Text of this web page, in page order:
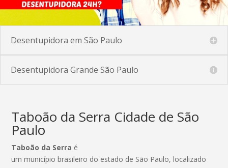
Desentupidora em São Paulo
Desentupidora Grande São Paulo
Taboão da Serra Cidade de São
Paulo
Taboão da Serra é
um município brasileiro do estado de São Paulo, localizado